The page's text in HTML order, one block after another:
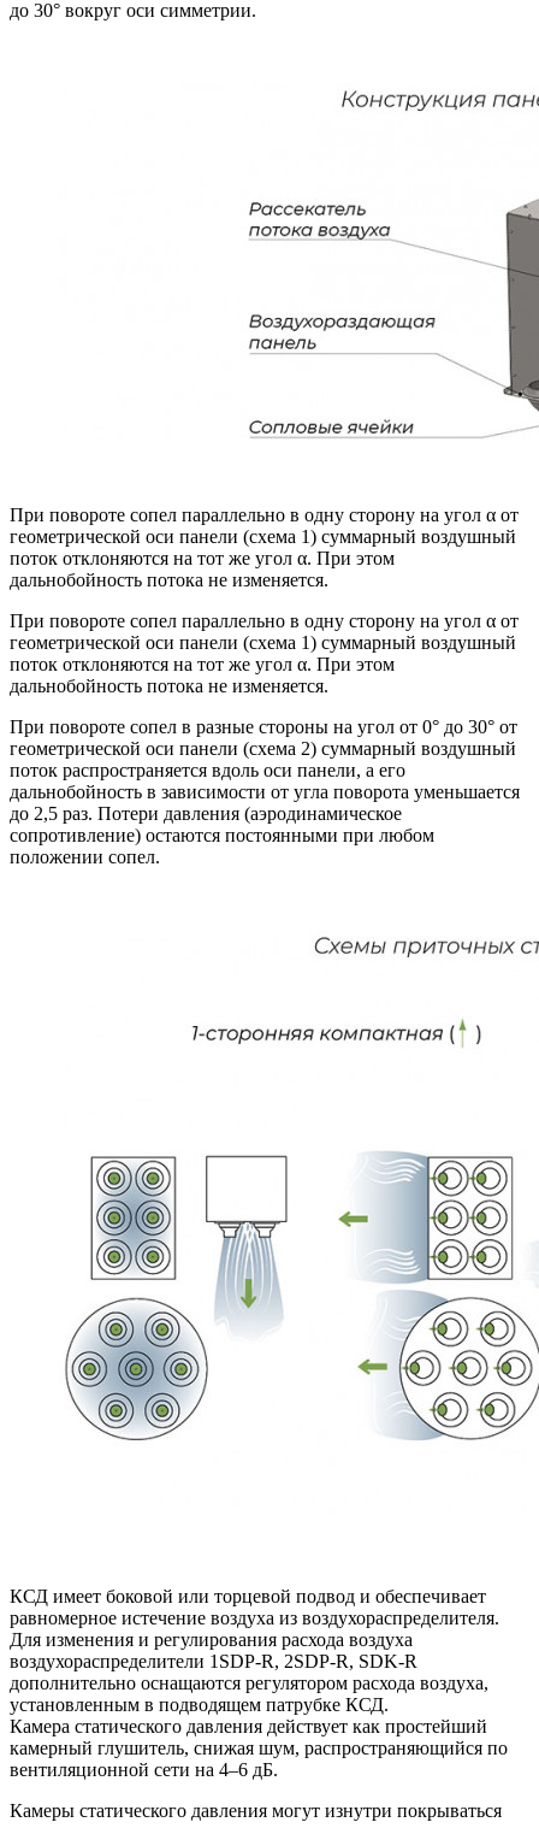
до 30° вокруг оси симметрии.
При повороте сопел параллельно в одну сторону на угол α от
геометрической оси панели (схема 1) суммарный воздушный
поток отклоняются на тот же угол α. При этом
дальнобойность потока не изменяется.
При повороте сопел параллельно в одну сторону на угол α от
геометрической оси панели (схема 1) суммарный воздушный
поток отклоняются на тот же угол α. При этом
дальнобойность потока не изменяется.
При повороте сопел в разные стороны на угол от 0° до 30° от
геометрической оси панели (схема 2) суммарный воздушный
поток распространяется вдоль оси панели, а его
дальнобойность в зависимости от угла поворота уменьшается
до 2,5 раз. Потери давления (аэродинамическое
сопротивление) остаются постоянными при любом
положении сопел.
КСД имеет боковой или торцевой подвод и обеспечивает
равномерное истечение воздуха из воздухораспределителя.
Для изменения и регулирования расхода воздуха
воздухораспределители 1SDP-R, 2SDP-R, SDK-R
дополнительно оснащаются регулятором расхода воздуха,
установленным в подводящем патрубке КСД.
Камера статического давления действует как простейший
камерный глушитель, снижая шум, распространяющийся по
вентиляционной сети на 4–6 дБ.
Камеры статического давления могут изнутри покрываться